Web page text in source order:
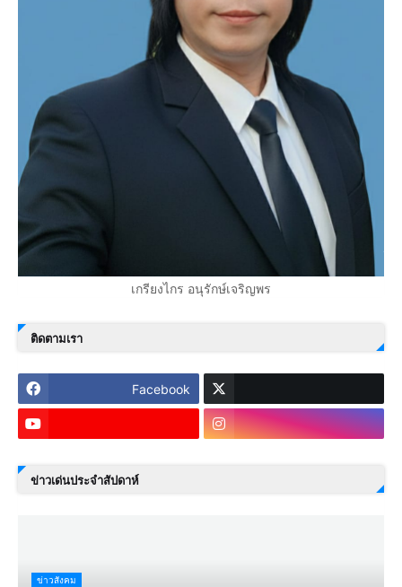
เกรียงไกร อนุรักษ์เจริญพร
ติดตามเรา
Facebook
ข่าวเด่นประจำสัปดาห์
ข่าวสังคม